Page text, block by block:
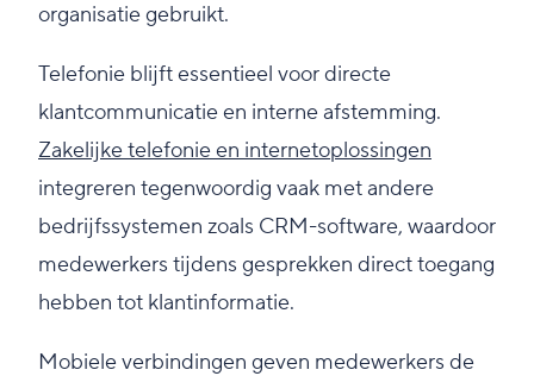
organisatie gebruikt.
Telefonie blijft essentieel voor directe
klantcommunicatie en interne afstemming.
Zakelijke telefonie en internetoplossingen
integreren tegenwoordig vaak met andere
bedrijfssystemen zoals CRM-software, waardoor
medewerkers tijdens gesprekken direct toegang
hebben tot klantinformatie.
Mobiele verbindingen geven medewerkers de